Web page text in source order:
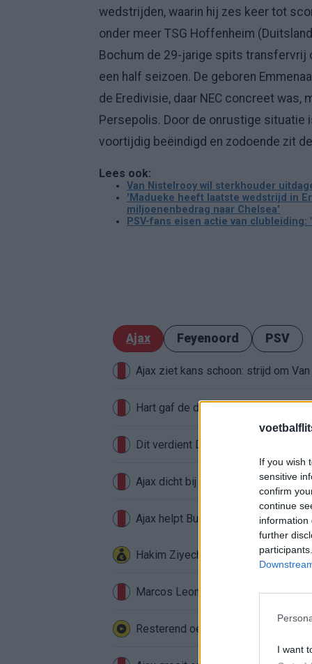
If you wish
sensitive
confirm
continue
information
further
I want
wedstrijden, waarin hij zes keer tot
onder meer TSG Hoffenheim
Bochum de 29-jarige spits transfervrij
een half seizoen. De geboren
de Eredivisie, daar NEC concreet
Persepolis. Door de onrustige situatie
voortijdig beëindigd en zodoende zit
Lees ook:
Van Nistelrooy wil sterkhouder
'Madueke heeft laatste wedstrijd in
miljoenenbedrag naar Chelsea'
PSV-fans eisen actie van
Ajax Feyenoord PSV
Ajax ziet kans schoon: strijd om
Hart gaf de doorslag': Ouazane
Dit verdient Dusan Tadic bij NEC:
Ajax dicht bij komst Arokodare:
Ajax helpt Burnley uit de brand met
Hakim Ziyech verhuurt opnieuw
Marcos Leonardo laat eerste
Resterend oefenprogramma Ajax: